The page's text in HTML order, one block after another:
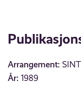
Arrangement:
År: 1989